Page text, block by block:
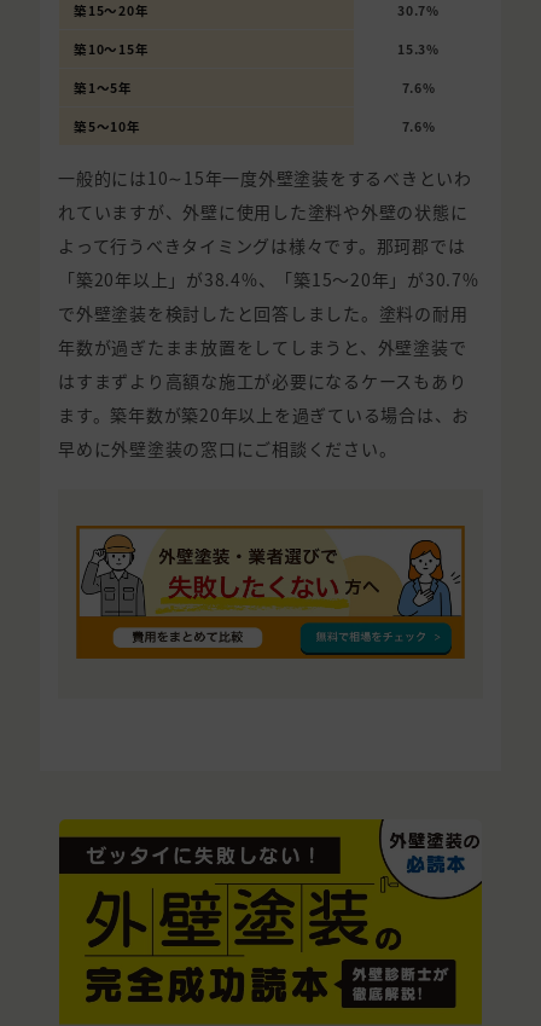
築15〜20年 30.7%
築10〜15年 15.3%
築1〜5年 7.6%
築5〜10年 7.6%
一般的には10∼15年一度外壁塗装をするべきといわ
れていますが、外壁に使用した塗料や外壁の状態に
よって行うべきタイミングは様々です。那珂郡では
「築20年以上」が38.4%、「築15〜20年」が30.7%
で外壁塗装を検討したと回答しました。塗料の耐用
年数が過ぎたまま放置をしてしまうと、外壁塗装で
はすまずより高額な施工が必要になるケースもあり
ます。築年数が築20年以上を過ぎている場合は、お
早めに外壁塗装の窓口にご相談ください。